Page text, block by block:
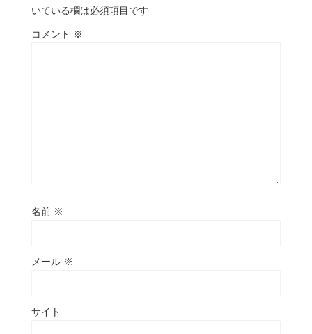
いている欄は必須項目です
コメント ※
名前 ※
メール ※
サイト